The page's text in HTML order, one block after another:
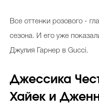
Все оттенки розового -
сезона. И его уже
Джулия Гарнер в Gucci.
Джессика
Хайек и